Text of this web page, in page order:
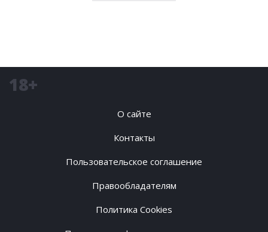
18+
О сайте
Контакты
Пользовательское соглашение
Правообладателям
Политика Cookies